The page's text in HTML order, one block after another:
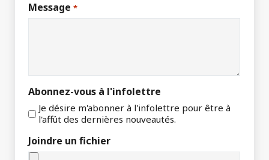
Message *
Abonnez-vous à l'infolettre
Je désire m'abonner à l'infolettre pour être à
l'affût des dernières nouveautés.
Joindre un fichier